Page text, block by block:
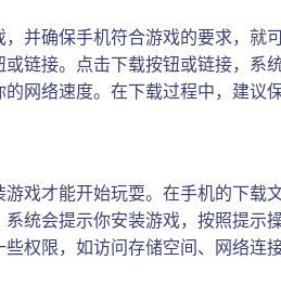
并确保手机符合游戏的要求，就
链接。点击下载按钮或链接，系
网络速度。在下载过程中，建议
戏才能开始玩耍。在手机的下载
统会提示你安装游戏，按照提示
权限，如访问存储空间、网络连